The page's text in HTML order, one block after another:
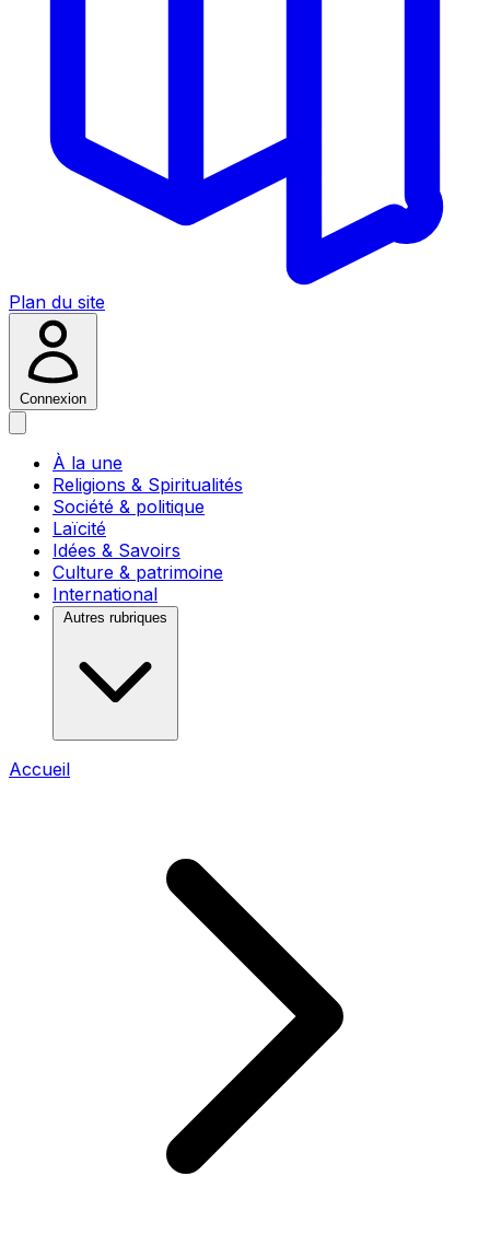
Plan du site
Connexion
À la une
Religions & Spiritualités
Société & politique
Laïcité
Idées & Savoirs
Culture & patrimoine
International
Autres rubriques
Accueil